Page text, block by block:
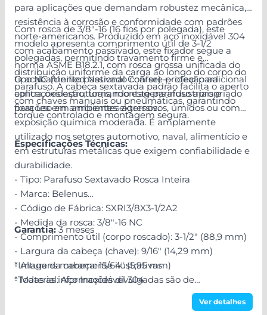
Ver detalhes
para aplicações que demandam robustez mecânica,
resistência à corrosão e conformidade com padrões
norte-americanos. Produzido em aço inoxidável 304
com acabamento passivado, este fixador segue a
norma ASME B18.2.1, com rosca grossa unificada do
tipo NC (Unified National Coarse) — ideal para
aplicações estruturais, montagens industriais e
fixações em ambientes externos.
Com rosca de 3/8"-16 (16 fios por polegada), este
modelo apresenta comprimento útil de 3-1/2
polegadas, permitindo travamento firme e
distribuição uniforme da carga ao longo do corpo do
parafuso. A cabeça sextavada padrão facilita o aperto
com chaves manuais ou pneumáticas, garantindo
torque controlado e montagem segura.
O acabamento passivado confere proteção adicional
contra oxidação, tornando este parafuso apropriado
para uso em ambientes agressivos, úmidos ou com
exposição química moderada. É amplamente
utilizado nos setores automotivo, naval, alimentício e
em estruturas metálicas que exigem confiabilidade e
durabilidade.
Especificações Técnicas:
- Tipo: Parafuso Sextavado Rosca Inteira
- Marca: Belenus
- Código de Fábrica: SXRI3/8X3-1/2A2
- Medida da rosca: 3/8"-16 NC
- Comprimento útil (corpo roscado): 3-1/2" (88,9 mm)
- Largura da cabeça (chave): 9/16" (14,29 mm)
- Altura da cabeça: 15/64" (5,95 mm)
- Material: Aço Inoxidável 304
Garantia:3 meses
*Imagens meramente ilustrativas
*Todas as informações divulgadas são de
responsabilidade do Fabricante/Fornecedor!